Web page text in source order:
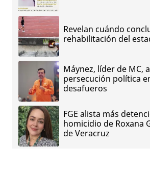
Revelan cuándo
rehabilitación del
Máynez, líder de MC,
persecución política
desafueros
FGE alista más
homicidio de Roxana
de Veracruz